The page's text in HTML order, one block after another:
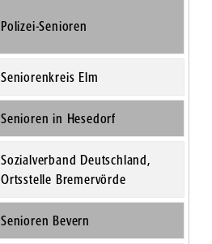
Polizei-Senioren
Seniorenkreis Elm
Senioren in Hesedorf
Sozialverband Deutschland,
Ortsstelle Bremervörde
Senioren Bevern